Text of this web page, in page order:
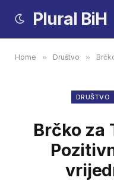
Plural BiH
Home » Društvo » Brčko
DRUŠTVO
Brčko za